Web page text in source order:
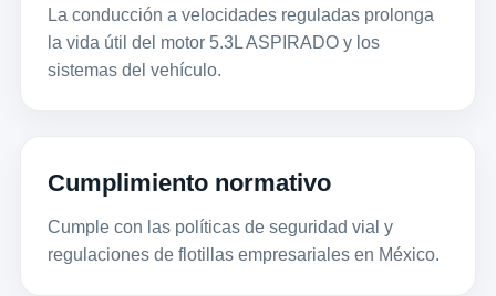
La conducción a velocidades reguladas prolonga
la vida útil del motor 5.3L ASPIRADO y los
sistemas del vehículo.
Cumplimiento normativo
Cumple con las políticas de seguridad vial y
regulaciones de flotillas empresariales en México.